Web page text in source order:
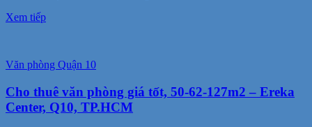
Xem tiếp
Văn phòng Quận 10
Cho thuê văn phòng giá tốt, 50-62-127m2 – Ereka
Center, Q10, TP.HCM